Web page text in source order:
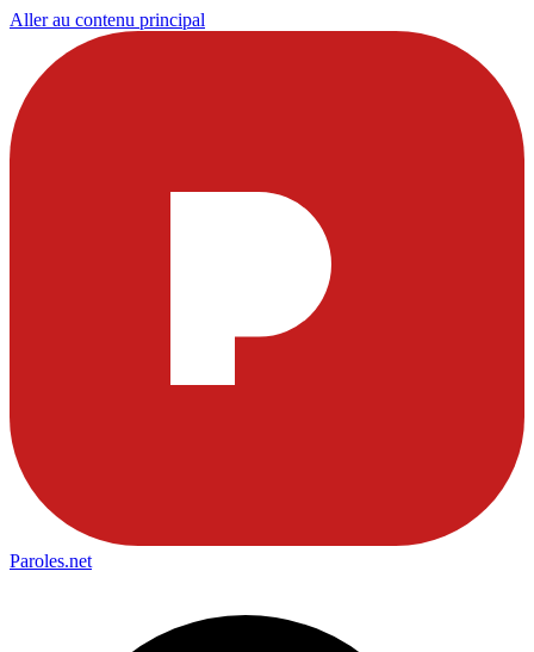
Aller au contenu principal
Paroles.net